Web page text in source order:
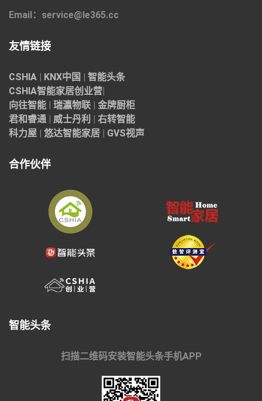
Email：service@le365.cc
友情链接
CSHIA KNX中国
智能头条
CSHIA智能家居创业营
向往智能
瑞瀛物联
金牌厨柜
君和睿通
威士丹利
右转智能
科力屋
悠达智能家居 GVS视声
合作伙伴
智能头条
扫描二维码安装智能头条手机APP